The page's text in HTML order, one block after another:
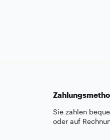
Sie zahlen
oder auf